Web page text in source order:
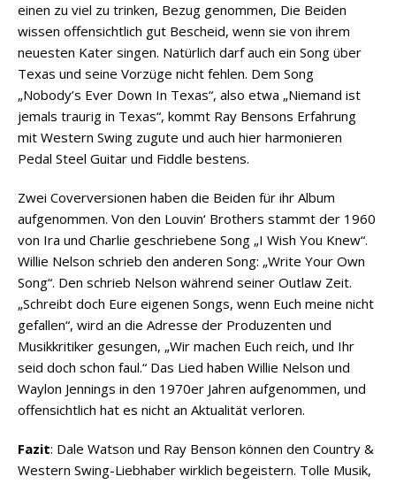
einen zu viel zu trinken, Bezug genommen, Die Beiden
wissen offensichtlich gut Bescheid, wenn sie von ihrem
neuesten Kater singen. Natürlich darf auch ein Song über
Texas und seine Vorzüge nicht fehlen. Dem Song
„Nobody’s Ever Down In Texas“, also etwa „Niemand ist
jemals traurig in Texas“, kommt Ray Bensons Erfahrung
mit Western Swing zugute und auch hier harmonieren
Pedal Steel Guitar und Fiddle bestens.
Zwei Coverversionen haben die Beiden für ihr Album
aufgenommen. Von den Louvin‘ Brothers stammt der 1960
von Ira und Charlie geschriebene Song „I Wish You Knew“.
Willie Nelson schrieb den anderen Song: „Write Your Own
Song“. Den schrieb Nelson während seiner Outlaw Zeit.
„Schreibt doch Eure eigenen Songs, wenn Euch meine nicht
gefallen“, wird an die Adresse der Produzenten und
Musikkritiker gesungen, „Wir machen Euch reich, und Ihr
seid doch schon faul.“ Das Lied haben Willie Nelson und
Waylon Jennings in den 1970er Jahren aufgenommen, und
offensichtlich hat es nicht an Aktualität verloren.
Fazit: Dale Watson und Ray Benson können den Country &
Western Swing-Liebhaber wirklich begeistern. Tolle Musik,